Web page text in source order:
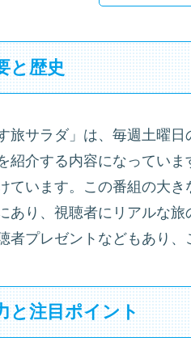
と歴史
旅サラダ」は、毎週土曜
紹介する内容になってい
ています。この番組の大
あり、視聴者にリアルな
者プレゼントなどもあり
と注目ポイント